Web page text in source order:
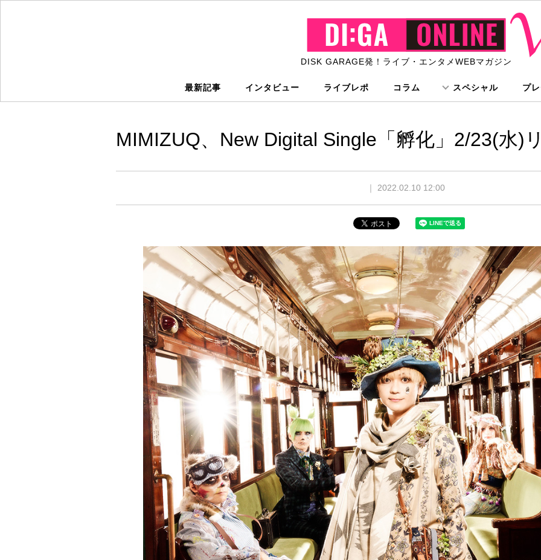
DISK GARAGE発！ライブ・エンタメWEBマガジン
最新記事 インタビュー ライブレポ コラム スペシャル プ
MIMIZUQ、New Digital Single「孵化」2/23(水)
2022.02.10 12:00